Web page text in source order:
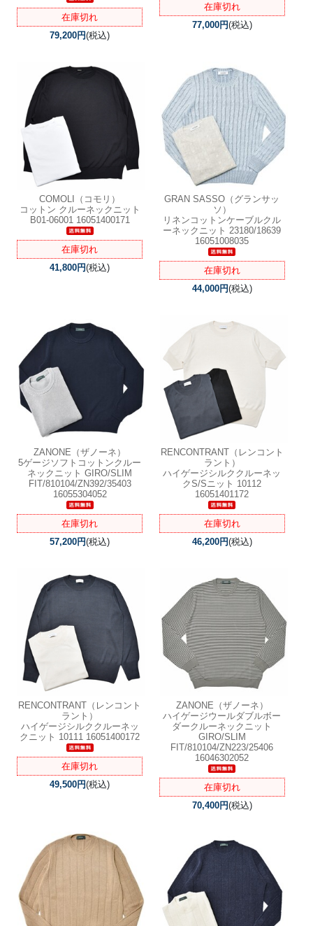
在庫切れ
79,200円(税込)
在庫切れ
77,000円(税込)
COMOLI（コモリ）
コットン クルーネックニット
B01-06001 16051400171
在庫切れ
41,800円(税込)
GRAN SASSO（グランサッ
ソ）
リネンコットンケーブルクル
ーネックニット 23180/18639
16051008035
在庫切れ
44,000円(税込)
ZANONE（ザノーネ）
5ゲージソフトコットンクルー
ネックニット GIRO/SLIM
FIT/810104/ZN392/35403
16055304052
在庫切れ
57,200円(税込)
RENCONTRANT（レンコント
ラント）
ハイゲージシルククルーネッ
クS/Sニット 10112
16051401172
在庫切れ
46,200円(税込)
RENCONTRANT（レンコント
ラント）
ハイゲージシルククルーネッ
クニット 10111 16051400172
在庫切れ
49,500円(税込)
ZANONE（ザノーネ）
ハイゲージウールダブルボー
ダークルーネックニット
GIRO/SLIM
FIT/810104/ZN223/25406
16046302052
在庫切れ
70,400円(税込)